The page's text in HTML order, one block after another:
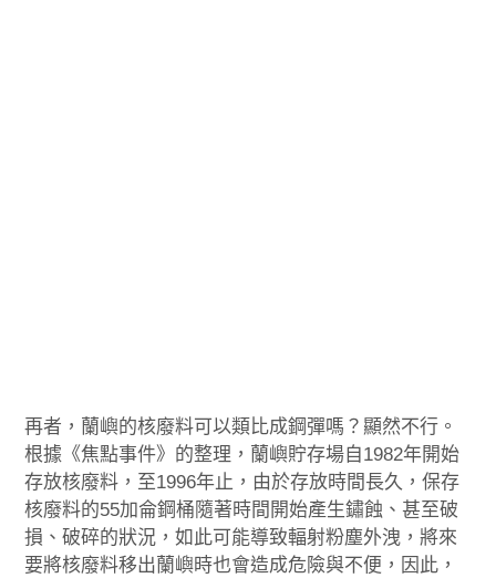
再者，蘭嶼的核廢料可以類比成鋼彈嗎？顯然不行。
根據《焦點事件》的整理，蘭嶼貯存場自1982年開始
存放核廢料，至1996年止，由於存放時間長久，保存
核廢料的55加侖鋼桶隨著時間開始產生鏽蝕、甚至破
損、破碎的狀況，如此可能導致輻射粉塵外洩，將來
要將核廢料移出蘭嶼時也會造成危險與不便，因此，